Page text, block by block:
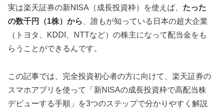
実は楽天証券の新NISA（成長投資枠）を使えば、 たった
の数千円（1株）から
、誰もが知っている日本の超大企業
（トヨタ、KDDI、NTTなど）の株主になって配当金をも
らうことができるんです。
この記事では、完全投資初心者の方に向けて、楽天証券の
スマホアプリを使って「新NISAの成長投資枠で高配当株
デビューする手順」を3つのステップで分かりやすく解説